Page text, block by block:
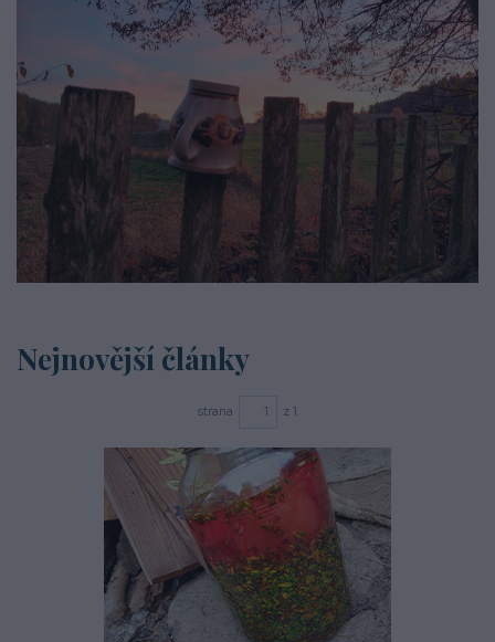
Nejnovější články
strana z 1